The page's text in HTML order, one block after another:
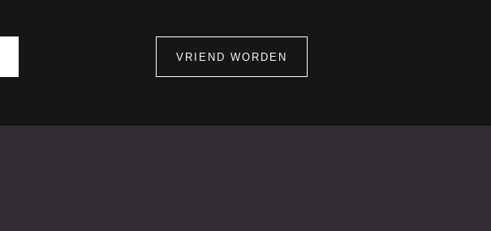
VRIEND WORDEN